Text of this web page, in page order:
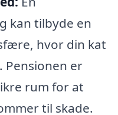
kan tilbyde en
hvor din kat
Pensionen er
rum for at
til skade.